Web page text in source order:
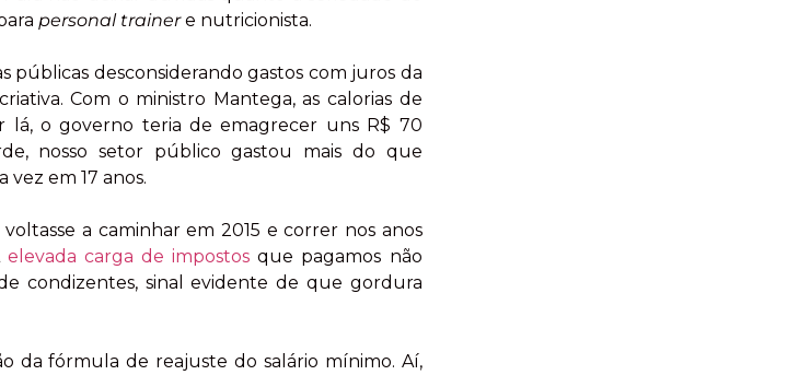
personal trainere nutricionista.
públicas desconsiderando gastos com juros da
Com o ministro Mantega, as calorias de
lá, o governo teria de emagrecer uns R$ 70
nosso setor público gastou mais do que
em 17 anos.
a caminhar em 2015 e correr nos anos
elevada carga de impostos que pagamos não
condizentes, sinal evidente de que gordura
da fórmula de reajuste do salário mínimo. Aí,